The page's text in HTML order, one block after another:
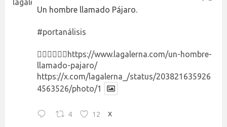
Un hombre llamado Pájaro.
#portanálisis
👉🏻👉🏻👉🏻 https://www.lagalerna.com/un-hombre-
llamado-pajaro/
https://x.com/lagalerna_/status/203821635926
4563526/photo/1
4 12 X